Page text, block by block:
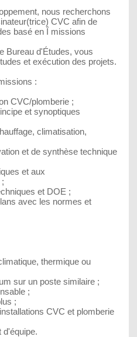
nous recherchons
CVC afin de
basé en Î missions
Bureau d'Études, vous
et exécution des projets.
:
CVC/plomberie ;
et synoptiques
climatisation,
et de synthèse technique
et aux
et DOE ;
avec les normes et
thermique ou
sur un poste similaire ;
;
;
CVC et plomberie
d'équipe.